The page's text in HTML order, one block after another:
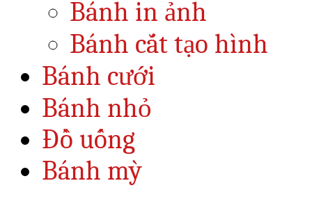
Bánh in ảnh
Bánh cắt tạo hình
Bánh cưới
Bánh nhỏ
Đồ uống
Bánh mỳ